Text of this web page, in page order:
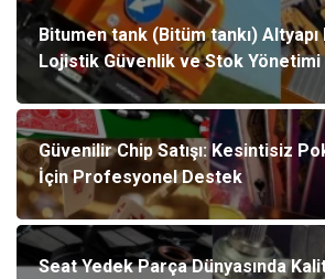
Bitumen tank (Bitüm tankı)
Lojistik Güvenlik ve Stok Yönetimi
Güvenilir Chip Satışı: Kesintisiz
İçin Profesyonel Destek
Seat Yedek Parça Dünyasında